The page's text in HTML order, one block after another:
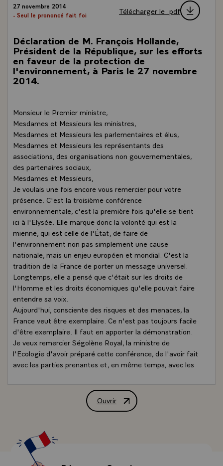
27 novembre 2014
- Seul le prononcé fait foi
Télécharger le .pdf
Déclaration de M. François Hollande,
Président de la République, sur les efforts
en faveur de la protection de
l'environnement, à Paris le 27 novembre
2014.
Monsieur le Premier ministre,
Mesdames et Messieurs les ministres,
Mesdames et Messieurs les parlementaires et élus,
Mesdames et Messieurs les représentants des
associations, des organisations non gouvernementales,
des partenaires sociaux,
Mesdames et Messieurs,
Je voulais une fois encore vous remercier pour votre
présence. C'est la troisième conférence
environnementale, c'est la première fois qu'elle se tient
ici à l'Elysée. Elle marque donc la volonté qui est la
mienne, qui est celle de l'État, de faire de
l'environnement non pas simplement une cause
nationale, mais un enjeu européen et mondial. C'est la
tradition de la France de porter un message universel.
Longtemps, elle a pensé que c'était sur les droits de
l'Homme et les droits économiques qu'elle pouvait faire
entendre sa voix.
Aujourd'hui, consciente des risques et des menaces, la
France veut être exemplaire. Ce n'est pas toujours facile
d'être exemplaire. Il faut en apporter la démonstration.
Je veux remercier Ségolène Royal, la ministre de
l'Ecologie d'avoir préparé cette conférence, de l'avoir fait
avec les parties prenantes et, en même temps, avec les
défi qui est devant nous.
C'est vrai que cette conférence se situe dans la
celui de décembre 2015 à Paris. C'est à la fois pour la
France un enjeu d'accueil, le ministre des Affaires
étrangères l'a dit, mais c'est aussi un enjeu de
négociation j'y reviendrai et de conviction.
Ouvrir
Déclaration de M. François Hollande,